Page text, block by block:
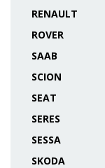
RENAULT
ROVER
SAAB
SCION
SEAT
SERES
SESSA
SKODA